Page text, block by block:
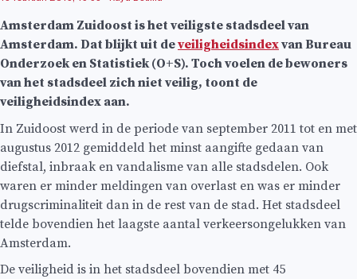
Amsterdam Zuidoost is het veiligste stadsdeel van
Amsterdam. Dat blijkt uit deveiligheidsindexvan Bureau
Onderzoek en Statistiek (O+S). Toch voelen de bewoners
van het stadsdeel zich niet veilig, toont de
veiligheidsindex aan.
In Zuidoost werd in de periode van september 2011 tot en met
augustus 2012 gemiddeld het minst aangifte gedaan van
diefstal, inbraak en vandalisme van alle stadsdelen. Ook
waren er minder meldingen van overlast en was er minder
drugscriminaliteit dan in de rest van de stad. Het stadsdeel
telde bovendien het laagste aantal verkeersongelukken van
Amsterdam.
De veiligheid is in het stadsdeel bovendien met 45